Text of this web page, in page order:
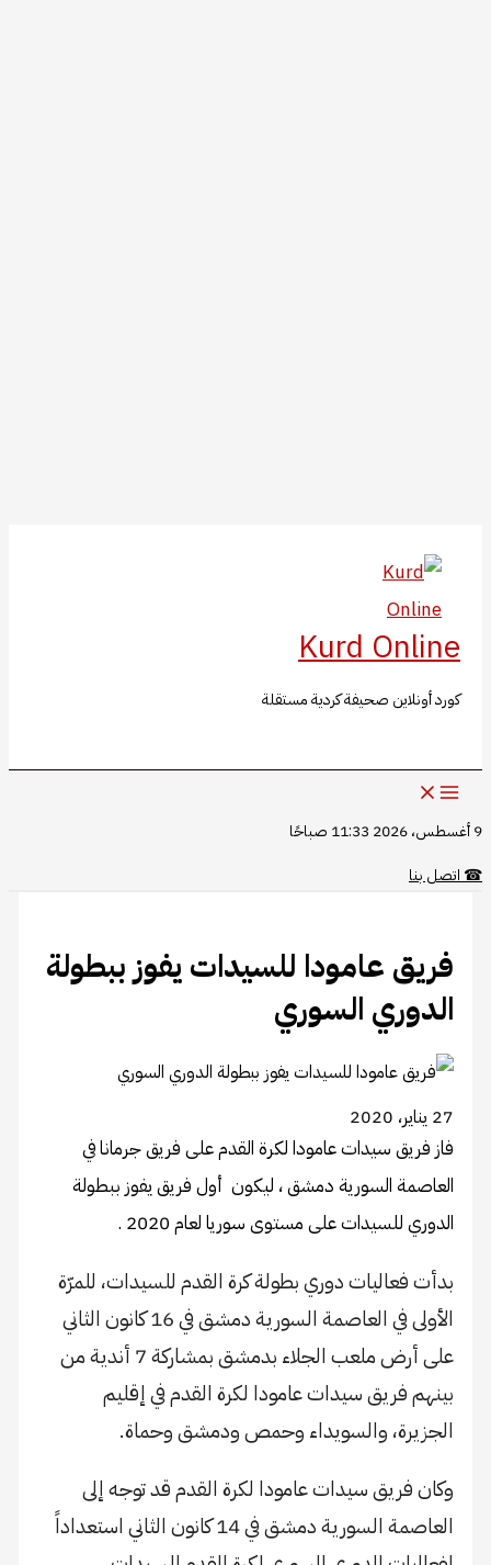
المحتوى
Kurd Online
كورد أونلاين صحيفة كردية مستقلة
9 أغسطس، 2026 11:33 صباحًا
☎اتصل بنا
​​​​​​​فريق عامودا للسيدات يفوز ببطولة
الدوري السوري
27 يناير، 2020
فاز فريق سيدات عامودا لكرة القدم على فريق جرمانا في
العاصمة السورية دمشق ، ليكون أول فريق يفوز ببطولة
الدوري للسيدات على مستوى سوريا لعام 2020 .
بدأت فعاليات دوري بطولة كرة القدم للسيدات، للمرّة
الأولى في العاصمة السورية دمشق في 16 كانون الثاني
على أرض ملعب الجلاء بدمشق بمشاركة 7 أندية من
بينهم فريق سيدات عامودا لكرة القدم في إقليم
الجزيرة، والسويداء وحمص ودمشق وحماة.
وكان فريق سيدات عامودا لكرة القدم قد توجه إلى
العاصمة السورية دمشق في 14 كانون الثاني استعداداً